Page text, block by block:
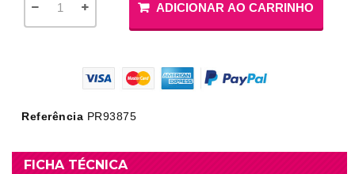
ADICIONAR AO CARRINHO
Referência PR93875
FICHA TÉCNICA